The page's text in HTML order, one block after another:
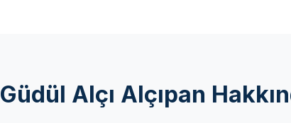
Güdül Alçı Alçıpan